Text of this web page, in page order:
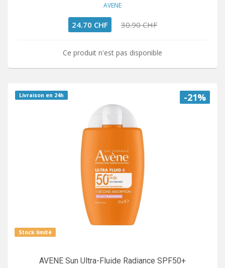
AVENE
24.70 CHF 30.90 CHF
Ce produit n'est pas disponible
Livraison en 24h
Stock limité
-21%
AVENE Sun Ultra-Fluide Radiance SPF50+